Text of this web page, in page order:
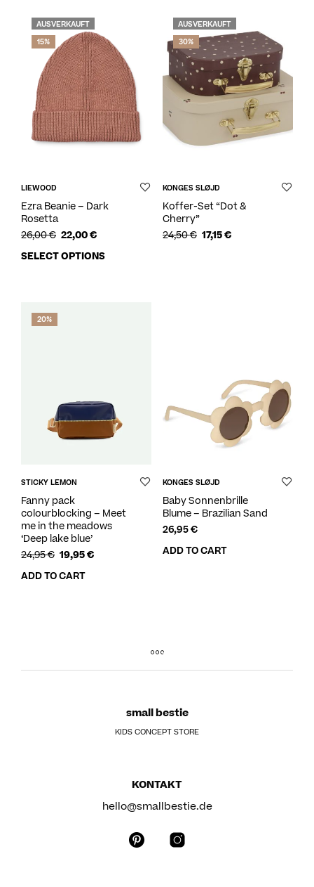
AUSVERKAUFT
15%
LIEWOOD
Ezra Beanie – Dark
Rosetta
26,00€ 22,00€
SELECT OPTIONS
AUSVERKAUFT
30%
KONGES SLØJD
Koffer-Set “Dot &
Cherry”
24,50€ 17,15€
20%
STICKY LEMON
Fanny pack
colourblocking – Meet
me in the meadows
‘Deep lake blue’
24,95€ 19,95€
ADD TO CART
KONGES SLØJD
Baby Sonnenbrille
Blume – Brazilian Sand
26,95€
ADD TO CART
small bestie
KIDS CONCEPT STORE
KONTAKT
hello@smallbestie.de